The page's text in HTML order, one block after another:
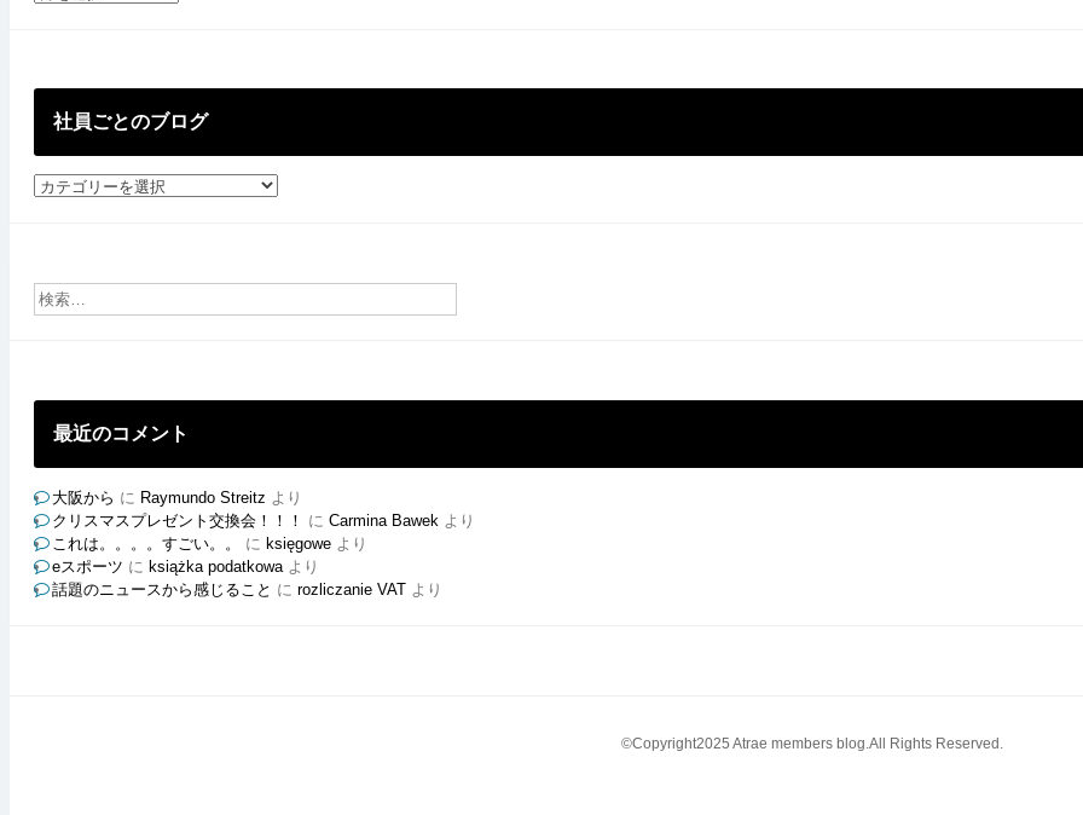
社員ごとのブログ
社
ブ
最近のコメント
大阪から に Raymundo Streitz より
クリスマスプレゼント交換会！！！
に Carmina Bawekより
これは。。。。すごい。。
に księgoweより
eスポーツ に książka podatkowaより
話題のニュースから感じること に rozliczanie VATより
©Copyright2025 Atrae members blog.All Rights Reserved.